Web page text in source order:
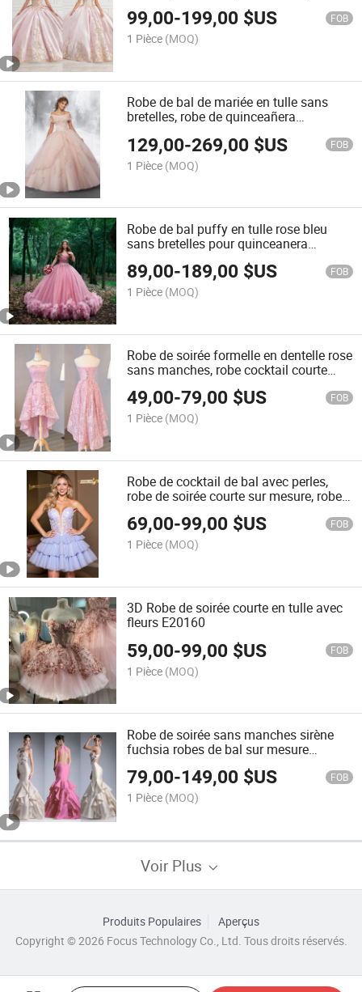
99,00-199,00 $US FOB
1 Pièce (MOQ)
Robe de bal de mariée en tulle sans
bretelles, robe de quinceañera
129,00-269,00 $US FOB
1 Pièce (MOQ)
Robe de bal puffy en tulle rose bleu
sans bretelles pour quinceanera
89,00-189,00 $US FOB
1 Pièce (MOQ)
Robe de soirée formelle en dentelle rose
sans manches, robe cocktail courte
49,00-79,00 $US FOB
1 Pièce (MOQ)
Robe de cocktail de bal avec perles,
robe de soirée courte sur mesure, robe
de retour à la maison B9107
69,00-99,00 $US FOB
1 Pièce (MOQ)
3D Robe de soirée courte en tulle avec
fleurs E20160
59,00-99,00 $US FOB
1 Pièce (MOQ)
Robe de soirée sans manches sirène
fuchsia robes de bal sur mesure
79,00-149,00 $US FOB
1 Pièce (MOQ)
Voir Plus
Produits Populaires
Aperçus
Copyright © 2026 Focus Technology Co., Ltd. Tous droits réservés.